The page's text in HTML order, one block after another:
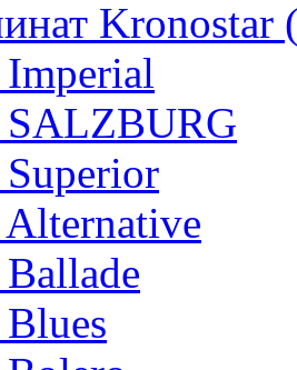
Kronostar
Imperial
SALZBURG
Superior
Alternative
Ballade
Blues